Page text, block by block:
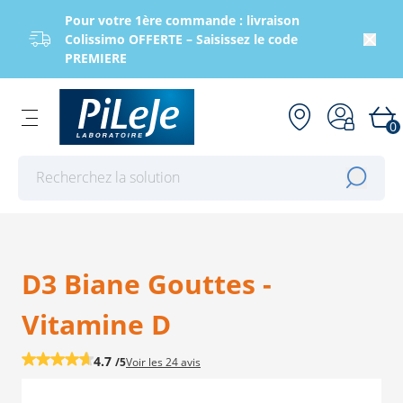
Pour votre 1ère commande : livraison
Colissimo OFFERTE – Saisissez le code
PREMIERE
0
D3 Biane Gouttes -
Vitamine D
4.7 /5Voir les 24 avis